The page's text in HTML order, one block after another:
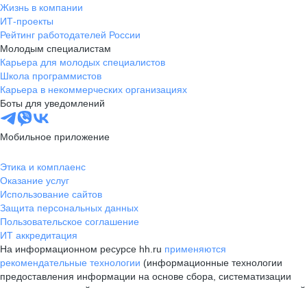
Жизнь в компании
ИТ-проекты
Рейтинг работодателей России
Молодым специалистам
Карьера для молодых специалистов
Школа программистов
Карьера в некоммерческих организациях
Боты для уведомлений
Мобильное приложение
Этика и комплаенс
Оказание услуг
Использование сайтов
Защита персональных данных
Пользовательское соглашение
ИТ аккредитация
На информационном ресурсе hh.ru применяются
рекомендательные технологии (информационные технологии
предоставления информации на основе сбора, систематизации